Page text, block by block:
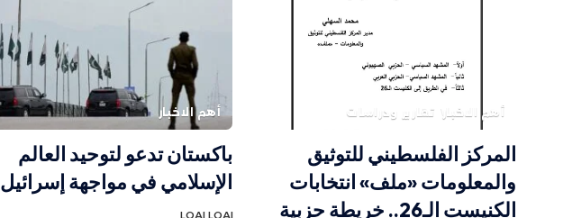
أهم الاخبار تقارير ودراسات
المركز الفلسطيني للتوثيق
والمعلومات «ملف» انتخابات
الكنيست الـ26.. خريطة حزبية
أهم الاخبار
باكستان تدعو لتوحيد العالم
الإسلامي في مواجهة إسرائيل
LOAI LOAI